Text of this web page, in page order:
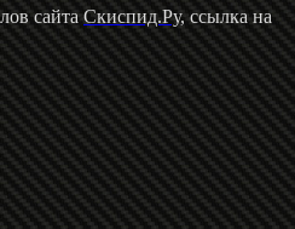
сайтаСкиспид.Ру, ссылка на